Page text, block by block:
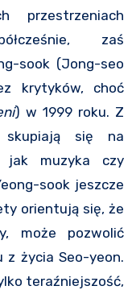
zaś
sook (Jong-seo
krytyków, choć
) w 1999 roku. Z
skupiają się na
jak muzyka czy
sook jeszcze
orientują się, że
może pozwolić
z życia Seo-yeon.
teraźniejszość,